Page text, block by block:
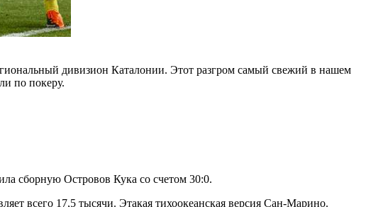
дивизион Каталонии. Этот разгром самый свежий в нашем
по покеру.
сборную Островов Кука со счетом 30:0.
всего 17,5 тысячи. Этакая тихоокеанская версия Сан-Марино.